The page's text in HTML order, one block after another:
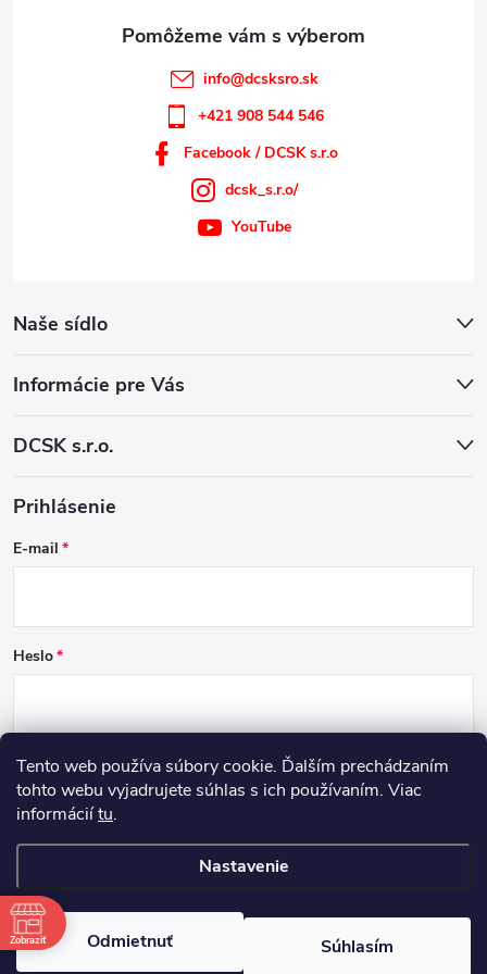
Tento web používa súbory cookie. Ďalším prechádzaním
tohto webu vyjadrujete súhlas s ich používaním. Viac
informáciítu.
Nastavenie
Odmietnuť Súhlasím
Naše sídlo
Informácie pre Vás
DCSK s.r.o.
info@dcsksro.sk
+421 908 544 546
Facebook / DCSK s.r.o
dcsk_s.r.o/
YouTube
Prihlásenie
E-mail
Heslo
PRIHLÁSIŤ SA
. Všetky práva vyhradené.
Zobraziť